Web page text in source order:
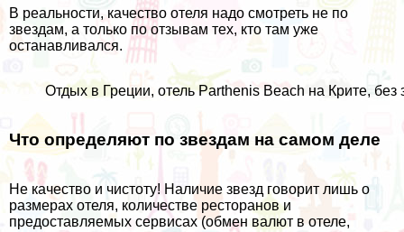
В реальности, качество отеля надо смотреть не по
звездам, а только по отзывам тех, кто там уже
останавливался.
Отдых в Греции, отель Parthenis Beach на Крите, без
Что определяют по звездам на самом деле
Не качество и чистоту! Наличие звезд говорит лишь о
размерах отеля, количестве ресторанов и
предоставляемых сервисах (обмен валют в отеле,